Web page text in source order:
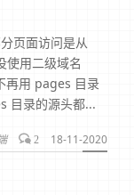
页面访问是从
使用二级域名
再用 pages 目录
目录的源头都...
2 18-11-2020